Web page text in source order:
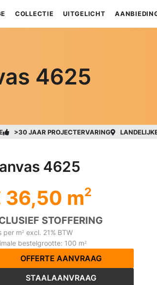
COLLECTIE UITGELICHT
4625
>30 JAAR PROJECTERVARING
4625
36,50 m2
STOFFERING
per m2 excl. 21% BTW
bestelgrootte: 100 m2
OFFERTE AANVRAAG
STAALAANVRAAG